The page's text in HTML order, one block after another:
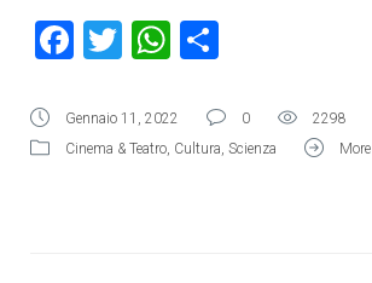
Facebook
TwitterWhatsApp
Gennaio 11, 2022 0
2298
Cinema & Teatro, Cultura, Scienza More